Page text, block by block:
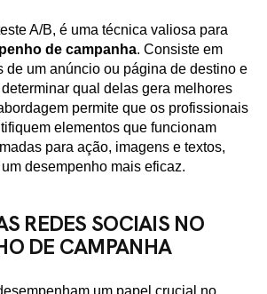
A/B, é uma técnica valiosa para
de campanha. Consiste em
de um anúncio ou página de destino e
qual delas gera melhores
permite que os profissionais
elementos que funcionam
para ação, imagens e textos,
desempenho mais eficaz.
REDES SOCIAIS NO
DE CAMPANHA
um papel crucial no